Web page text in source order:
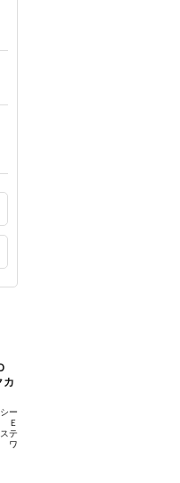
離は車種により異なります。メ
わず保証書が必須です。詳しくは
カ
ー
Ｅ
テ
ワ